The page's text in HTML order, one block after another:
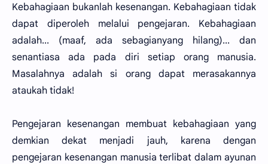
Kebahagiaan bukanlah kesenangan. Kebahagiaan tidak
dapat diperoleh melalui pengejaran. Kebahagiaan
adalah... (maaf, ada sebagianyang hilang)... dan
senantiasa ada pada diri setiap orang manusia.
Masalahnya adalah si orang dapat merasakannya
ataukah tidak!
Pengejaran kesenangan membuat kebahagiaan yang
demkian dekat menjadi jauh, karena dengan
pengejaran kesenangan manusia terlibat dalam ayunan